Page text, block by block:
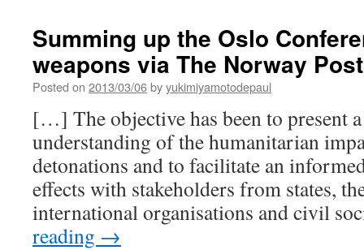
again
post-
Fukushima
via
Summing up the Oslo
weapons via The Norway Post
Posted on 2013/03/06byyukimiyamotodepaul
[…] The objective has been to present
understanding of the humanitarian
detonations and to facilitate an
effects with stakeholders from states,
international organisations and civil
reading →